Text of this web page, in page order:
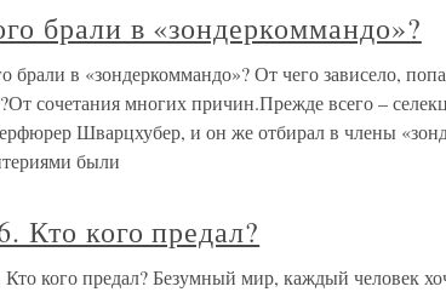
брали в «зондеркоммандо»?
брали в «зондеркоммандо»? От чего зависело,
сочетания многих причин.Прежде всего –
Шварцхубер, и он же отбирал в члены
были
Кто кого предал?
Кто кого предал? Безумный мир, каждый человек